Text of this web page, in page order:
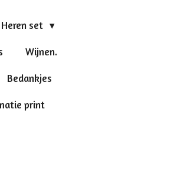
set
Wijnen.
Bedankjes
print